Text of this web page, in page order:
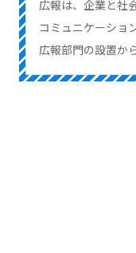
広報は、企業と社
コミュニケーショ
広報部門の設置か